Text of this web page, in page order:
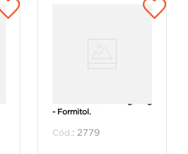
- Formitol.
: 2779